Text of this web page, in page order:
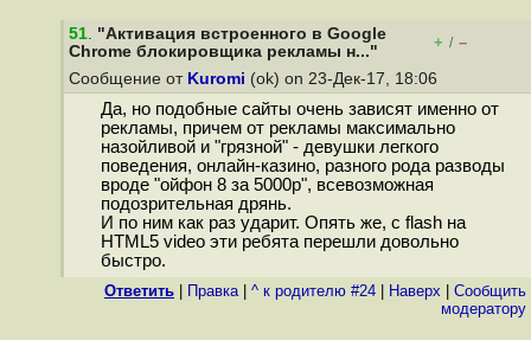
51. "Активация встроенного в Google
Chrome блокировщика рекламы н..."
+ / –
Сообщение от Kuromi (ok) on 23-Дек-17, 18:06
Да, но подобные сайты очень зависят именно от
рекламы, причем от рекламы максимально
назойливой и "грязной" - девушки легкого
поведения, онлайн-казино, разного рода разводы
вроде "ойфон 8 за 5000р", всевозможная
подозрительная дрянь.
И по ним как раз ударит. Опять же, с flash на
HTML5 video эти ребята перешли довольно
быстро.
Ответить Правка| ^ к родителю #24 Наверх
Cообщить
модератору